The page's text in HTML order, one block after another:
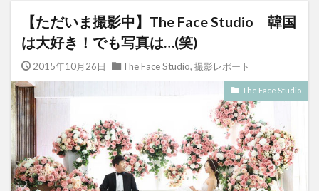
【ただいま撮影中】The Face Studio 韓国
は大好き！でも写真は…(笑)
2015年10月26日 The Face Studio, 撮影レポート
The Face Studio